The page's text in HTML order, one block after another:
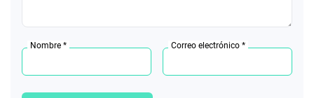
Nombre * Correo electrónico *